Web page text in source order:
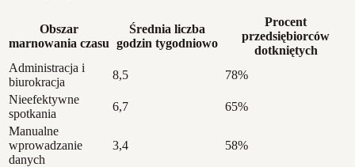
Obszar
marnowania czasu
Średnia liczba
godzin tygodniowo
Procent
przedsiębiorców
dotkniętych
Administracja i
biurokracja
8,5
78%
Nieefektywne
spotkania
6,7
65%
Manualne
wprowadzanie
danych
3,4 58%